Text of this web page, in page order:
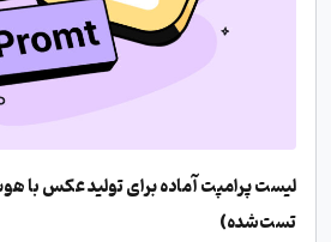
تست‌شده)